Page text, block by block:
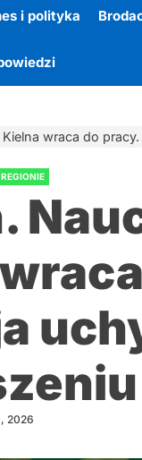
i polityka
wraca do
2026